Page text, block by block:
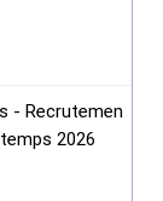
- Recrutemen
2026